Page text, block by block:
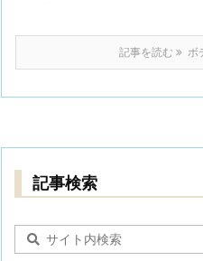
記事を読む ボ
記事検索